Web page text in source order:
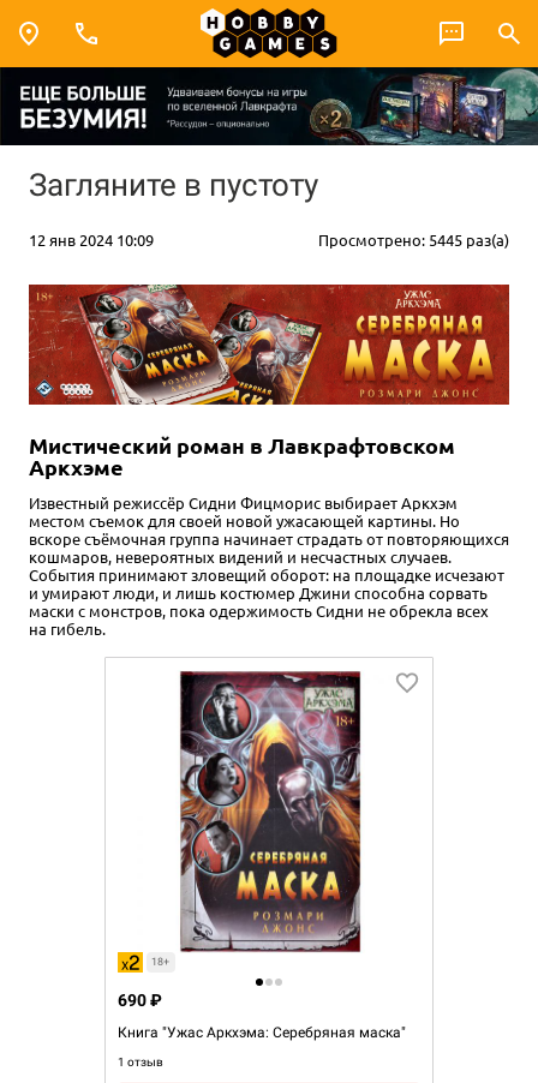
Загляните в пустоту
12 янв 2024 10:09 Просмотрено: 5445 раз(а)
Мистический роман в Лавкрафтовском
Аркхэме
Известный режиссёр Сидни Фицморис выбирает Аркхэм
местом съемок для своей новой ужасающей картины. Но
вскоре съёмочная группа начинает страдать от повторяющихся
кошмаров, невероятных видений и несчастных случаев.
События принимают зловещий оборот: на площадке исчезают
и умирают люди, и лишь костюмер Джини способна сорвать
маски с монстров, пока одержимость Сидни не обрекла всех
на гибель.
18+
Книга "Ужас Аркхэма: Серебряная маска"
1 отзыв
690 ₽